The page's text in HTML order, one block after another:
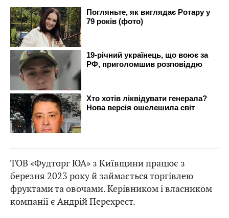
ТОВ «Фудторг ЮА» з Київщини працює з
березня 2023 року й займається торгівлею
фруктами та овочами. Керівником і власником
компанії є Андрій Перехрест.